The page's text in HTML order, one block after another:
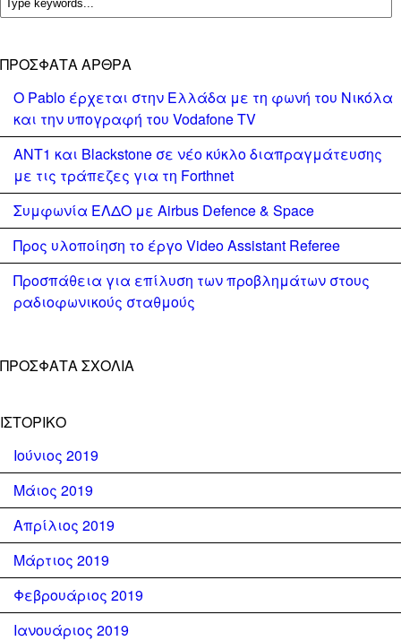
ΠΡΌΣΦΑΤΑ ΆΡΘΡΑ
Ο Pablo έρχεται στην Ελλάδα με τη φωνή του Νικόλα
και την υπογραφή του Vodafone TV
ΑΝΤ1 και Blackstone σε νέο κύκλο διαπραγμάτευσης
με τις τράπεζες για τη Forthnet
Συμφωνία ΕΛΔΟ με Airbus Defence & Space
Προς υλοποίηση το έργο Video Assistant Referee
Προσπάθεια για επίλυση των προβλημάτων στους
ραδιοφωνικούς σταθμούς
ΠΡΌΣΦΑΤΑ ΣΧΌΛΙΑ
ΙΣΤΟΡΙΚΌ
Ιούνιος 2019
Μάιος 2019
Απρίλιος 2019
Μάρτιος 2019
Φεβρουάριος 2019
Ιανουάριος 2019